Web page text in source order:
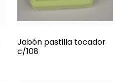
Jabón pastilla tocador
c/108